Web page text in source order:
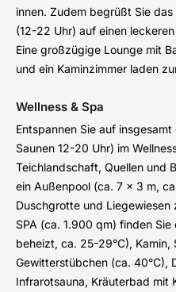
innen. Zudem begrüßt Sie
(12-22 Uhr) auf einen
Eine großzügige Lounge mit
und ein Kaminzimmer laden
Wellness & Spa
Entspannen Sie auf
Saunen 12-20 Uhr) im
Teichlandschaft, Quellen und
ein Außenpool (ca. 7 x 3 m,
Duschgrotte und
SPA (ca. 1.900 qm) finden
beheizt, ca. 25-29°C), Kamin,
Gewitterstübchen (ca. 40°C),
Infrarotsauna, Kräuterbad mit